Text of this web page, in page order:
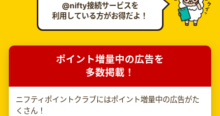
@nifty接続サービスを
利用している方がお得だよ！
ポイント増量中の広告を
多数掲載！
ニフティポイントクラブにはポイント増量中の広告がた
くさん！